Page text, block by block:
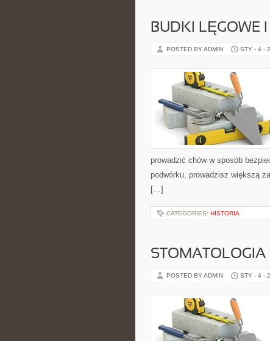
BUDKI LĘGOWE
POSTED BY ADMIN STY - 4 -
prowadzić chów w sposób
podwórku, prowadzisz większą
[…]
CATEGORIES: HISTORIA
STOMATOLOGIA
POSTED BY ADMIN STY - 4 -